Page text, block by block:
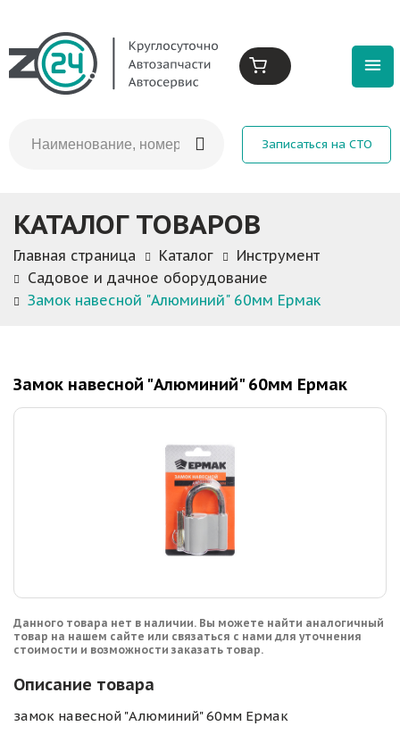
Записаться на СТО
КАТАЛОГ ТОВАРОВ
Главная страница Каталог
Инструмент
Садовое и дачное оборудование
Замок навесной "Алюминий" 60мм Ермак
Замок навесной "Алюминий" 60мм Ермак
Данного товара нет в наличии. Вы можете найти аналогичный
товар на нашем сайте или связаться с нами для уточнения
стоимости и возможности заказать товар.
Описание товара
замок навесной "Алюминий" 60мм Ермак